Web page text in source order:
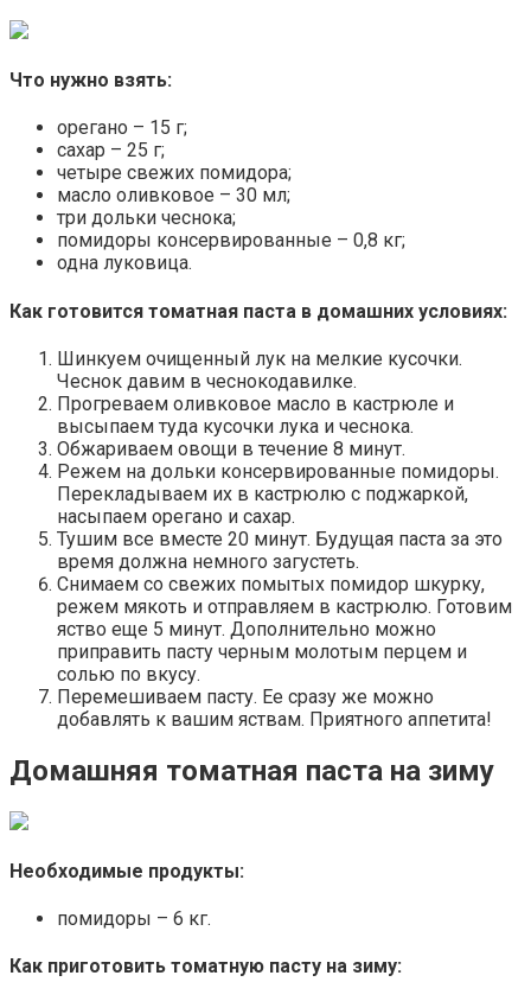
Что нужно взять:
орегано – 15 г;
сахар – 25 г;
четыре свежих помидора;
масло оливковое – 30 мл;
три дольки чеснока;
помидоры консервированные – 0,8 кг;
одна луковица.
Как готовится томатная паста в домашних условиях:
Шинкуем очищенный лук на мелкие кусочки.
Чеснок давим в чеснокодавилке.
Прогреваем оливковое масло в кастрюле и
высыпаем туда кусочки лука и чеснока.
Обжариваем овощи в течение 8 минут.
Режем на дольки консервированные помидоры.
Перекладываем их в кастрюлю с поджаркой,
насыпаем орегано и сахар.
Тушим все вместе 20 минут. Будущая паста за это
время должна немного загустеть.
Снимаем со свежих помытых помидор шкурку,
режем мякоть и отправляем в кастрюлю. Готовим
яство еще 5 минут. Дополнительно можно
приправить пасту черным молотым перцем и
солью по вкусу.
Перемешиваем пасту. Ее сразу же можно
добавлять к вашим яствам. Приятного аппетита!
Домашняя томатная паста на зиму
Необходимые продукты:
помидоры – 6 кг.
Как приготовить томатную пасту на зиму: